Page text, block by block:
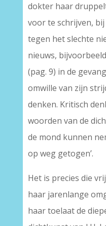
dokter haar
voor te schrijven,
tegen het slechte
nieuws,
(pag. 9) in de
omwille van zijn
denken. Kritisch
woorden van de
de mond kunnen
op weg getogen’.
Het is precies die
haar jarenlange
haar toelaat de